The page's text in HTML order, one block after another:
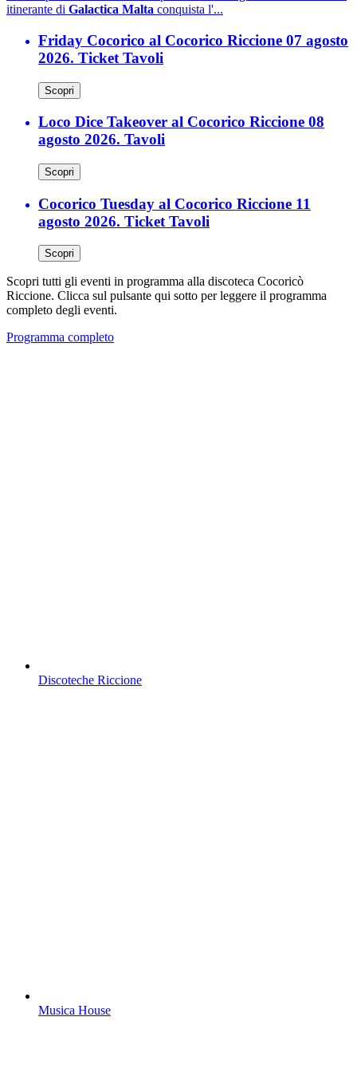
itinerante di Galactica Malta conquista l'...
Friday Cocorico al Cocorico Riccione 07 agosto
2026. Ticket Tavoli
Scopri
Loco Dice Takeover al Cocorico Riccione 08
agosto 2026. Tavoli
Scopri
Cocorico Tuesday al Cocorico Riccione 11
agosto 2026. Ticket Tavoli
Scopri
Scopri tutti gli eventi in programma alla discoteca Cocoricò
Riccione. Clicca sul pulsante qui sotto per leggere il programma
completo degli eventi.
Programma completo
Discoteche Riccione
Musica House